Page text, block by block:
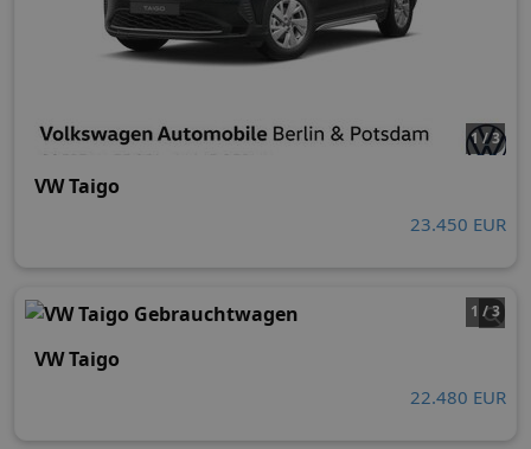
1 / 3
VW Taigo
23.450 EUR
1 / 3
VW Taigo
22.480 EUR